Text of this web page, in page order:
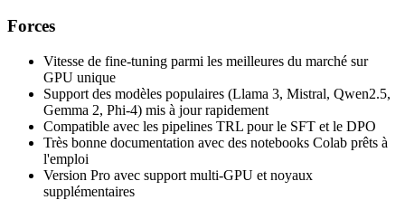
Forces
Vitesse de fine-tuning parmi les meilleures du marché sur
GPU unique
Support des modèles populaires (Llama 3, Mistral, Qwen2.5,
Gemma 2, Phi-4) mis à jour rapidement
Compatible avec les pipelines TRL pour le SFT et le DPO
Très bonne documentation avec des notebooks Colab prêts à
l'emploi
Version Pro avec support multi-GPU et noyaux
supplémentaires